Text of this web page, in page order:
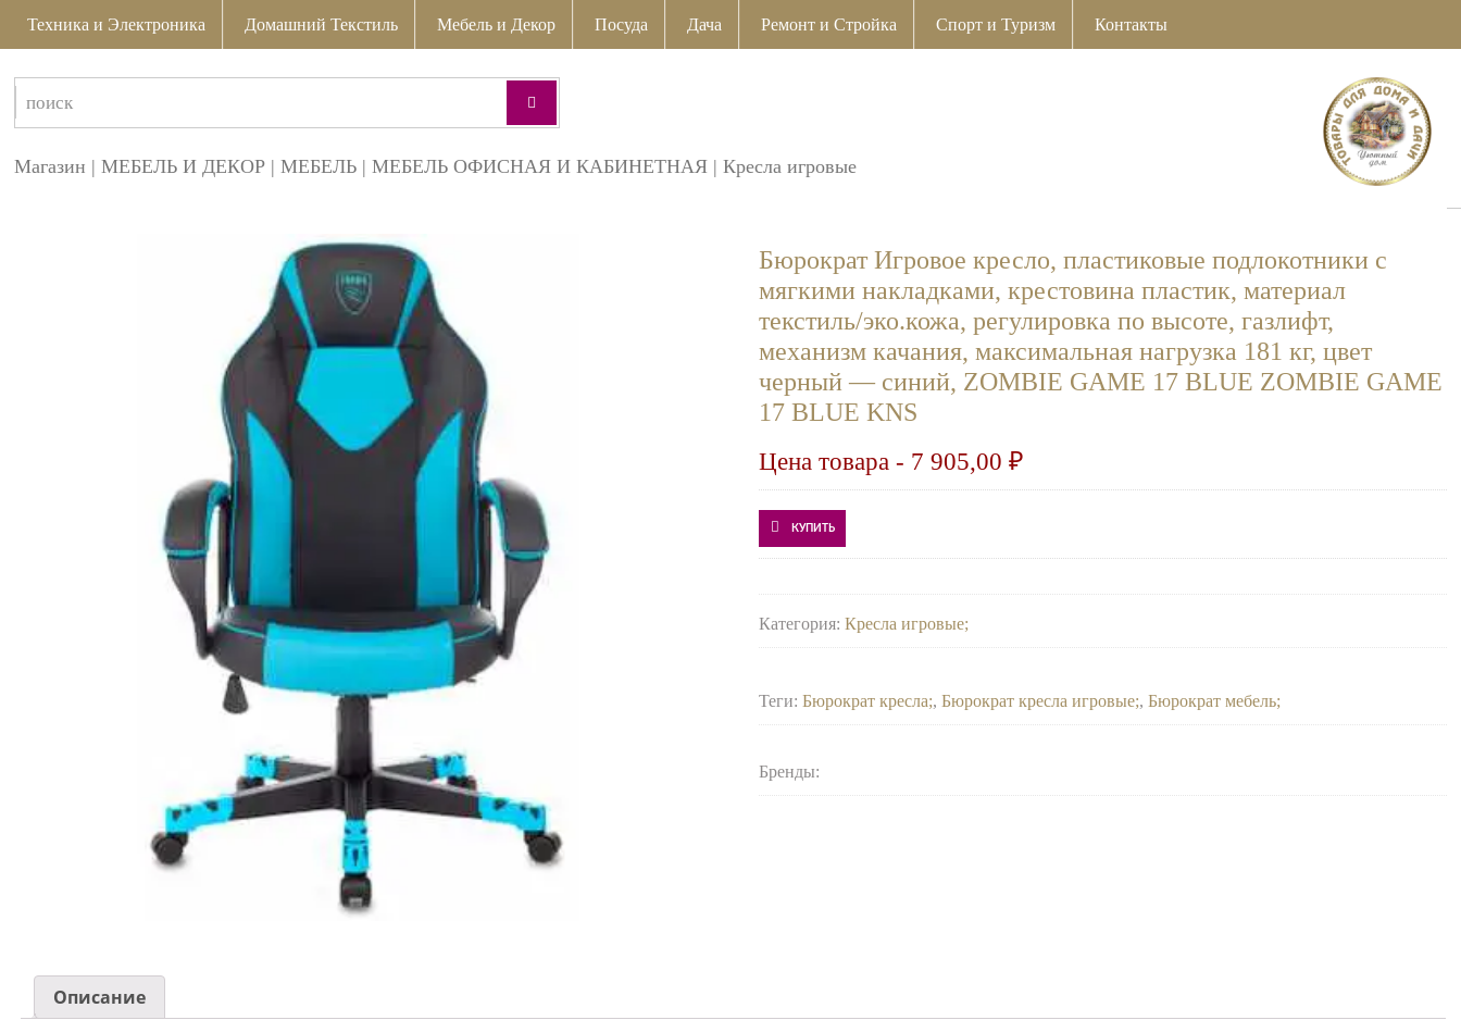
Техника и Электроника Домашний Текстиль Мебель и Декор Посуда Дача Ремонт и Стройка Спорт и Туризм Контакты
Магазин |МЕБЕЛЬ И ДЕКОР |МЕБЕЛЬ |МЕБЕЛЬ ОФИСНАЯ И КАБИНЕТНАЯ |Кресла игровые
Бюрократ Игровое кресло, пластиковые подлокотники с
мягкими накладками, крестовина пластик, материал
текстиль/эко.кожа, регулировка по высоте, газлифт,
механизм качания, максимальная нагрузка 181 кг, цвет
черный — синий, ZOMBIE GAME 17 BLUE ZOMBIE GAME
17 BLUE KNS
Цена товара - 7 905,00₽
КУПИТЬ
Категория:Кресла игровые
Теги:Бюрократ кресла ,Бюрократ кресла игровые ,Бюрократ мебель
Бренды:
Описание